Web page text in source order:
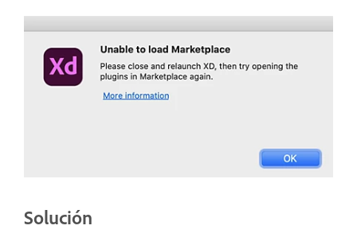
Solución